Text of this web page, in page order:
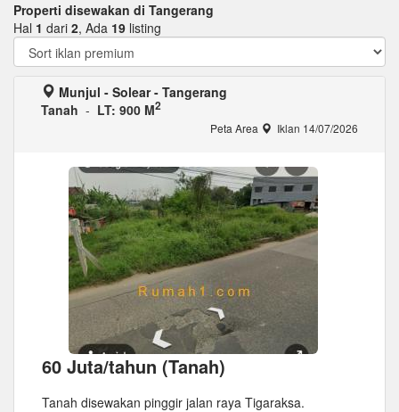
Properti disewakan di Tangerang
Hal 1 dari 2, Ada 19 listing
Munjul - Solear - Tangerang
Tanah - LT: 900 M2
Peta Area Iklan 14/07/2026
60 Juta/tahun (Tanah)
Tanah disewakan pinggir jalan raya Tigaraksa.